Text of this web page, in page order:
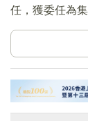
任，獲委任為